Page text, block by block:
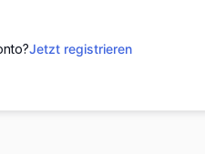
Jetzt registrieren